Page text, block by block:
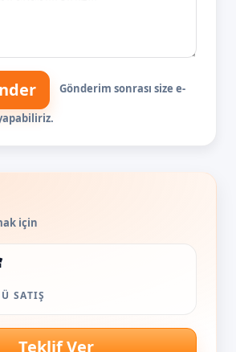
Gönderim sonrası size e-
için
SATIŞ
Teklif Ver